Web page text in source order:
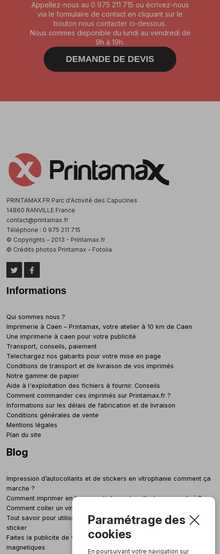
Appellez-nous au 0 975 211 715 ou écrivez-nous
via le formulaire de contact en cliquant sur le
bouton nous contacter ci-dessous.
Nous sommes disponible du lundi au vendredi de
9h à 19h.
DEMANDE DE DEVIS
PRINTAMAX.FR Parc d'Activité des Capucines
14860 RANVILLE France
contact@printamax.fr
Téléphone : 0 975 211 715
© Copyrights - 2013 - Printamax.fr
© Crédits photos Printamax - Fotolia
Informations
Qui sommes nous ?
Imprimerie à Caen – Printamax, votre atelier à 10 km de Caen
Une imprimerie à caen pour votre publicité
Transport, conseils, paiement
Telechargez nos gabarits pour votre mise en page
Conditions de transport et de livraison de vos imprimés
Notre gamme de papier
Aide à l'exploitation des fichiers à fournir. Conseils
Comment commander ces imprimés sur Printamax.fr ?
Informations sur les délais de fabrication et de livraison
Conditions générales de vente
Mentions légales
Plan du site
Blog
Impression d’autocollants et de stickers en vitrophanie comment ça
marche ?
Comment imprimer en ligne un sticker autocollant personnalisé ?
Comment coller un vinyle adhesif grand format sans bulle
Tout savoir pour utiliser nos gabarits pour créer votre autocollant &
sticker
Faites la publicite de votre entreprise grace aux panneaux
magnetiques
Paramétrage des
cookies
En poursuivant votre navigation sur